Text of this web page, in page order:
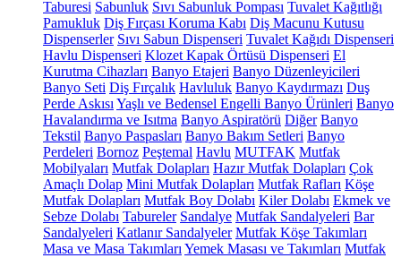
Taburesi Sabunluk Sıvı Sabunluk Pompası Tuvalet Kağıtlığı
Pamukluk Diş Fırçası Koruma Kabı Diş Macunu Kutusu
Dispenserler Sıvı Sabun Dispenseri Tuvalet Kağıdı Dispenseri
Havlu Dispenseri Klozet Kapak Örtüsü Dispenseri El
Kurutma Cihazları Banyo Etajeri Banyo Düzenleyicileri
Banyo Seti Diş Fırçalık Havluluk Banyo Kaydırmazı Duş
Perde Askısı Yaşlı ve Bedensel Engelli Banyo Ürünleri Banyo
Havalandırma ve Isıtma Banyo Aspiratörü Diğer Banyo
Tekstil Banyo Paspasları Banyo Bakım Setleri Banyo
Perdeleri Bornoz Peştemal Havlu MUTFAK Mutfak
Mobilyaları Mutfak Dolapları Hazır Mutfak Dolapları Çok
Amaçlı Dolap Mini Mutfak Dolapları Mutfak Rafları Köşe
Mutfak Dolapları Mutfak Boy Dolabı Kiler Dolabı Ekmek ve
Sebze Dolabı Tabureler Sandalye Mutfak Sandalyeleri Bar
Sandalyeleri Katlanır Sandalyeler Mutfak Köşe Takımları
Masa ve Masa Takımları Yemek Masası ve Takımları Mutfak